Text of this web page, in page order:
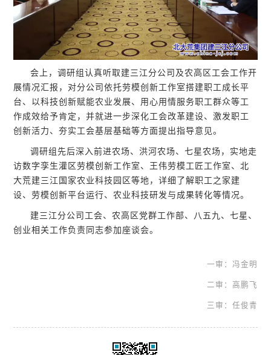
会上，调研组认真听取建三江分公司及农高区工会工作开
展情况汇报，对分公司依托劳模创新工作室搭建职工成长平
台、以科技创新赋能农业发展、用心用情服务职工群众等工
作成效给予肯定，并就进一步深化工会改革建设、激发职工
创新活力、夯实工会基层基础等方面提出指导意见。
调研组先后深入前进农场、洪河农场、七星农场，实地走
访数字孪生灌区劳模创新工作室、王伟劳模工匠工作室、北
大荒建三江国家农业科技园区等地，详细了解职工之家建
设、劳模创新平台运行、农业科技研发与成果转化等情况。
建三江分公司工会、农高区党群工作部、八五九、七星、
创业相关工作负责同志参加座谈会。
一审：冯金明
二审：高鹏飞
三审：任俊青